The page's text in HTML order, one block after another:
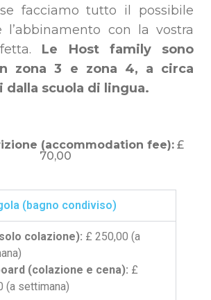
facciamo tutto il possibile
l’abbinamento con la vostra
Le Host family sono
zona 3 e zona 4, a circa
scuola di lingua.
(accommodation fee):£
70,00
(bagno condiviso)
colazione): £ 250,00 (a
(colazione e cena): £
(a settimana)